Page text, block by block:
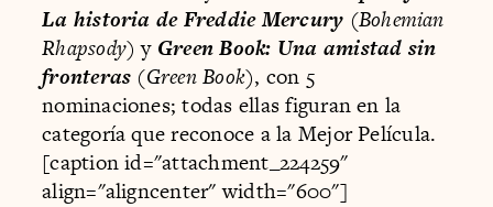
La historia de Freddie Mercury (Bohemian
Rhapsody) y Green Book: Una amistad sin
fronteras (Green Book), con 5
nominaciones; todas ellas figuran en la
categoría que reconoce a la Mejor Película.
[caption id="attachment_224259"
align="aligncenter" width="600"]